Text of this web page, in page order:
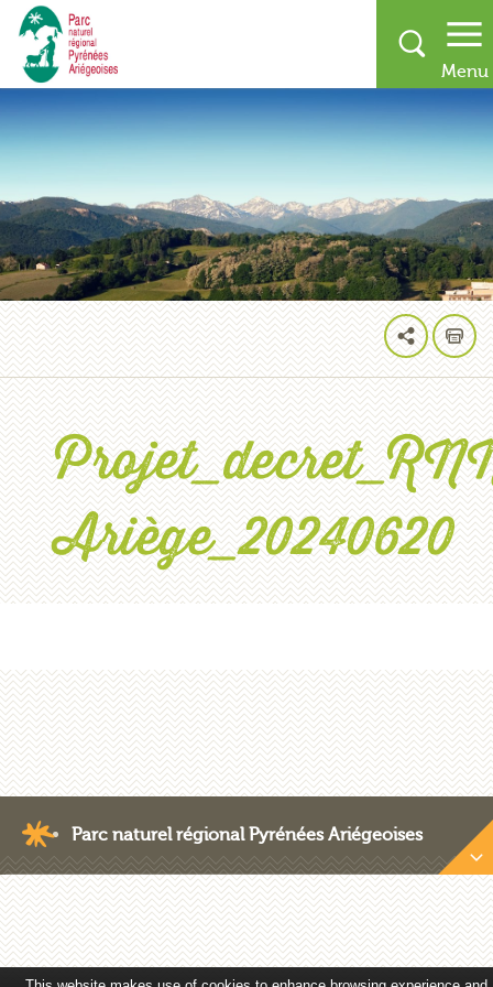
Ariège_20240620
Parc naturel régional Pyrénées Ariégeoises
Nous contacter
Crédits photos
Plan du site
Mentions légales